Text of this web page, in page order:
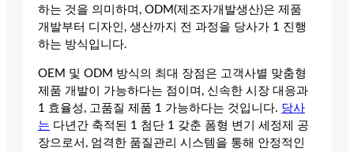
하는 것을 의미하며, ODM(제조자개발생산)은 제품
개발부터 디자인, 생산까지 전 과정을 당사가 1 진행
하는 방식입니다.
OEM 및 ODM 방식의 최대 장점은 고객사별 맞춤형
제품 개발이 가능하다는 점이며, 신속한 시장 대응과
1 효율성, 고품질 제품 1 가능하다는 것입니다. 당사
는 다년간 축적된 1 첨단 1 갖춘 폼형 변기 세정제 공
장으로서, 엄격한 품질관리 시스템을 통해 안정적인